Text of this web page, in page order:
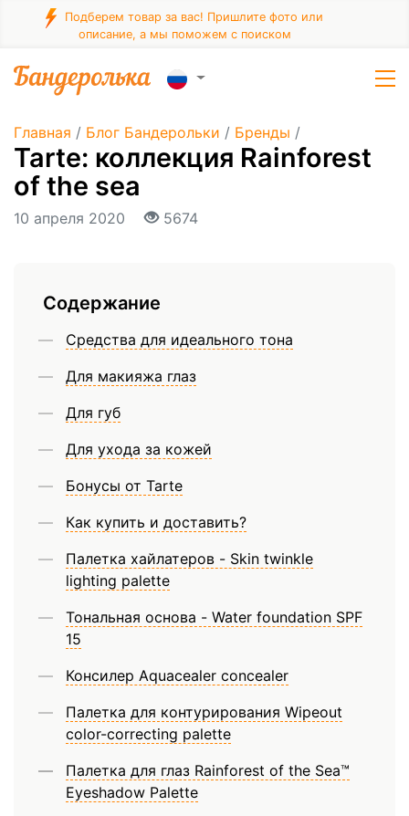
Подберем товар за вас! Пришлите фото или
описание, а мы поможем с поиском
Главная / Блог Бандерольки / Бренды /
​Tarte: коллекция Rainforest
of the sea
10 апреля 2020 5674
Содержание
Средства для идеального тона
Для макияжа глаз
Для губ
Для ухода за кожей
Бонусы от Tarte
Как купить и доставить?
Палетка хайлатеров - Skin twinkle
lighting palette
Тональная основа - Water foundation SPF
15
Консилер Aquacealer concealer
Палетка для контурирования Wipeout
color-correcting palette
Палетка для глаз Rainforest of the Sea™
Eyeshadow Palette